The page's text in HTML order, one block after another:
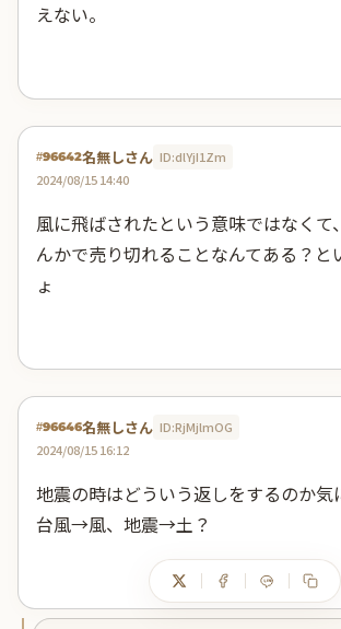
えない。
#96642名無しさん ID:dlYjI1Zm
2024/08/15 14:40
風に飛ばされたという意味ではなくて
んかで売り切れることなんてある？と
ょ
#96646名無しさん ID:RjMjlmOG
2024/08/15 16:12
地震の時はどういう返しをするのか気
台風→風、地震→土？